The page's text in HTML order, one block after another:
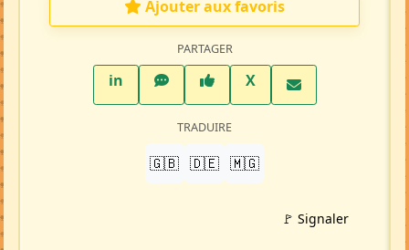
Ajouter aux favoris
PARTAGER
inLinkedInWhatsAppFacebook
XTwitter X
TRADUIRE
🇬🇧 🇩🇪 🇲🇬
🚩 Signaler